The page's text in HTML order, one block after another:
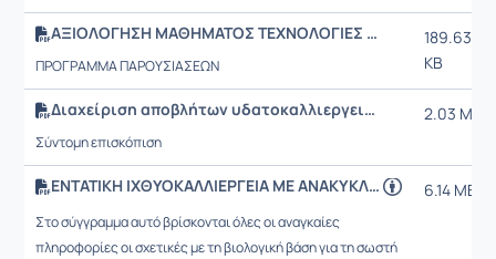
ΑΞΙΟΛΟΓΗΣΗ ΜΑΘΗΜΑΤΟΣ ΤΕΧΝΟΛΟΓΙΕΣ ΦΙΛΙΚΕΣ ΣΤΟ ΠΕΡΙΒΑΛΛΟΝ
ΠΡΟΓΡΑΜΜΑ ΠΑΡΟΥΣΙΑΣΕΩΝ
189.63
KB
Διαχείριση αποβλήτων υδατοκαλλιεργειών
Σύντομη επισκόπιση
2.03 MB
ΕΝΤΑΤΙΚΗ ΙΧΘΥΟΚΑΛΛΙΕΡΓΕΙΑ ΜΕ ΑΝΑΚΥΚΛΩΣΗ ΝΕΡΟΥ (Γ. Χώτος)
Στο σύγγραμμα αυτό βρίσκονται όλες οι αναγκαίες
πληροφορίες οι σχετικές με τη βιολογική βάση για τη σωστή
6.14 MB